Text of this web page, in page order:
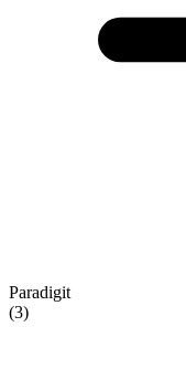
Paradigit
(3)